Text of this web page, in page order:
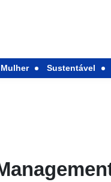
Mulher Sustentável